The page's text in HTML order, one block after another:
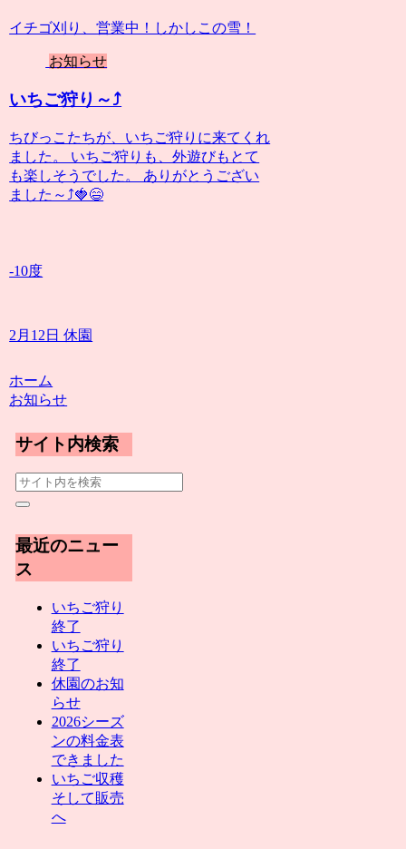
イチゴ刈り、営業中！しかしこの雪！
お知らせ
いちご狩り～⤴️
ちびっこたちが、いちご狩りに来てくれ
ました。 いちご狩りも、外遊びもとて
も楽しそうでした。 ありがとうござい
ました～⤴️🍓😄
-10度
2月12日 休園
ホーム
お知らせ
サイト内検索
最近のニュー
ス
いちご狩り
終了
いちご狩り
終了
休園のお知
らせ
2026シーズ
ンの料金表
できました
いちご収穫
そして販売
へ